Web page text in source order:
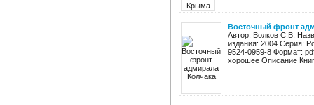
Восточный фронт
Автор: Волков С.В.
издания: 2004 Серия:
9524-0959-8 Формат:
хорошее Описание